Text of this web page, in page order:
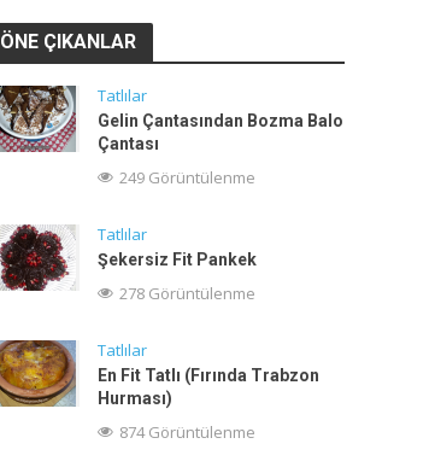
ÖNE ÇIKANLAR
Tatlılar
Gelin Çantasından Bozma Balo
Çantası
249 Görüntülenme
Tatlılar
Şekersiz Fit Pankek
278 Görüntülenme
Tatlılar
En Fit Tatlı (Fırında Trabzon
Hurması)
874 Görüntülenme